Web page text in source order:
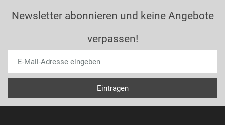
Newsletter abonnieren und keine Angebote
verpassen!